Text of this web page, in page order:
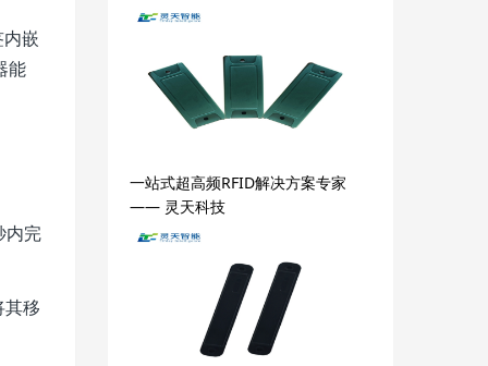
嵌
能
内完
移
一站式超高频RFID解决方案专家
—— 灵天科技